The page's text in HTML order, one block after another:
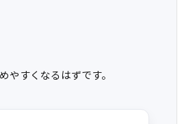
すくなるはずです。